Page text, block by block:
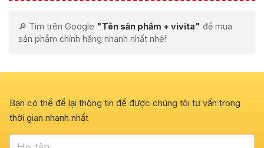
🔎 Tìm trên Google "Tên sản phẩm + vivita" để mua
sản phẩm chính hãng nhanh nhất nhé!
Bạn có thể để lại thông tin để được chúng tôi tư vấn trong
thời gian nhanh nhất